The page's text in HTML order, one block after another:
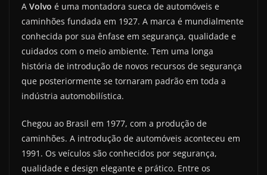
A Volvo é uma montadora sueca de automóveis e
caminhões fundada em 1927. A marca é mundialmente
conhecida por sua ênfase em segurança, qualidade e
cuidados com o meio ambiente. Tem uma longa
história de introdução de novos recursos de segurança
que posteriormente se tornaram padrão em toda a
indústria automobilística.
Chegou ao Brasil em 1977, com a produção de
caminhões. A introdução de automóveis aconteceu em
1991. Os veículos são conhecidos por segurança,
qualidade e design elegante e prático. Entre os